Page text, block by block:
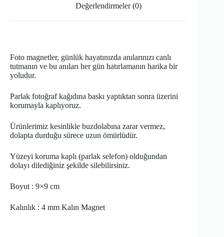
Değerlendirmeler (0)
Foto magnetler, günlük hayatınızda anılarınızı canlı
tutmanın ve bu anıları her gün hatırlamanın harika bir
yoludur.
Parlak fotoğraf kağıdına baskı yaptıktan sonra üzerini
korumayla kaplıyoruz.
Ürünlerimiz kesinlikle buzdolabına zarar vermez,
dolapta durduğu sürece uzun ömürlüdür.
Yüzeyi koruma kaplı (parlak selefon) olduğundan
dolayı dilediğiniz şekilde silebilirsiniz.
Boyut : 9×9 cm
Kalınlık : 4 mm Kalın Magnet